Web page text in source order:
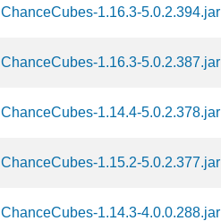
ChanceCubes-1.16.3-5.0.2.394.jar
ChanceCubes-1.16.3-5.0.2.387.jar
ChanceCubes-1.14.4-5.0.2.378.jar
ChanceCubes-1.15.2-5.0.2.377.jar
ChanceCubes-1.14.3-4.0.0.288.jar